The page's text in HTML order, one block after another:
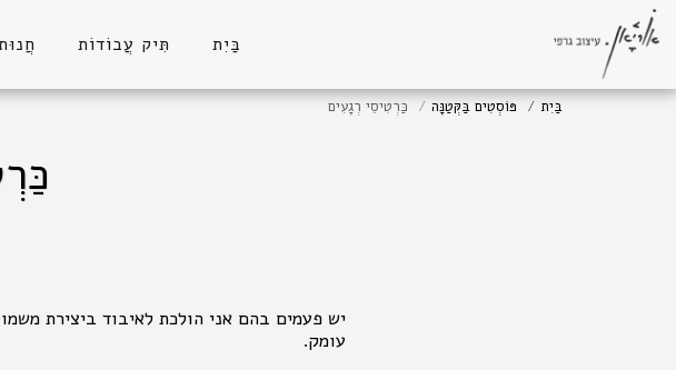
בַּיִת תִּיק עֲבוֹדוֹת
בַּיִת פּוֹסְטִים בַּקְּטַנָּה כַּרְטִיסֵי רְגָעִים
יש פעמים בהם אני הולכת לאיבוד ביצירת
עומק.